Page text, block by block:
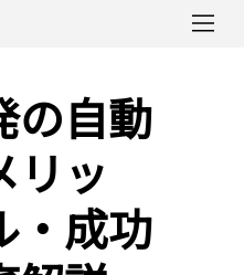
の自動
リッ
・成功